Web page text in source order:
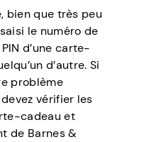
bien que très peu
le numéro de
d’une carte-
d’autre. Si
problème
vérifier les
cadeau et
de Barnes &